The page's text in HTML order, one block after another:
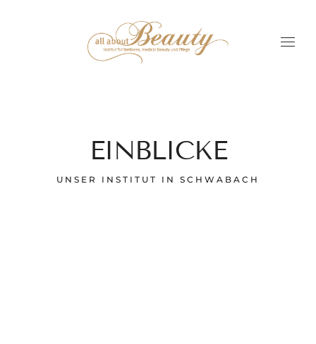
EINBLICKE
UNSER INSTITUT IN SCHWABACH